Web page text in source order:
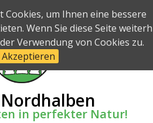
Cookies, um Ihnen eine bessere
Wenn Sie diese Seite
Verwendung von Cookies zu.
Akzeptieren
in perfekter Natur!